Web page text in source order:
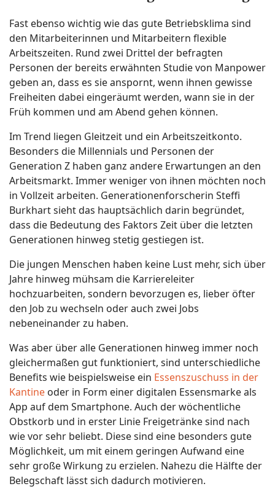
Fast ebenso wichtig wie das gute Betriebsklima sind
den Mitarbeiterinnen und Mitarbeitern flexible
Arbeitszeiten. Rund zwei Drittel der befragten
Personen der bereits erwähnten Studie von Manpower
geben an, dass es sie anspornt, wenn ihnen gewisse
Freiheiten dabei eingeräumt werden, wann sie in der
Früh kommen und am Abend gehen können.
Im Trend liegen Gleitzeit und ein Arbeitszeitkonto.
Besonders die Millennials und Personen der
Generation Z haben ganz andere Erwartungen an den
Arbeitsmarkt. Immer weniger von ihnen möchten noch
in Vollzeit arbeiten. Generationenforscherin Steffi
Burkhart sieht das hauptsächlich darin begründet,
dass die Bedeutung des Faktors Zeit über die letzten
Generationen hinweg stetig gestiegen ist.
Die jungen Menschen haben keine Lust mehr, sich über
Jahre hinweg mühsam die Karriereleiter
hochzuarbeiten, sondern bevorzugen es, lieber öfter
den Job zu wechseln oder auch zwei Jobs
nebeneinander zu haben.
Was aber über alle Generationen hinweg immer noch
gleichermaßen gut funktioniert, sind unterschiedliche
Benefits wie beispielsweise ein Essenszuschuss in der
Kantine oder in Form einer digitalen Essensmarke als
App auf dem Smartphone. Auch der wöchentliche
Obstkorb und in erster Linie Freigetränke sind nach
wie vor sehr beliebt. Diese sind eine besonders gute
Möglichkeit, um mit einem geringen Aufwand eine
sehr große Wirkung zu erzielen. Nahezu die Hälfte der
Belegschaft lässt sich dadurch motivieren.